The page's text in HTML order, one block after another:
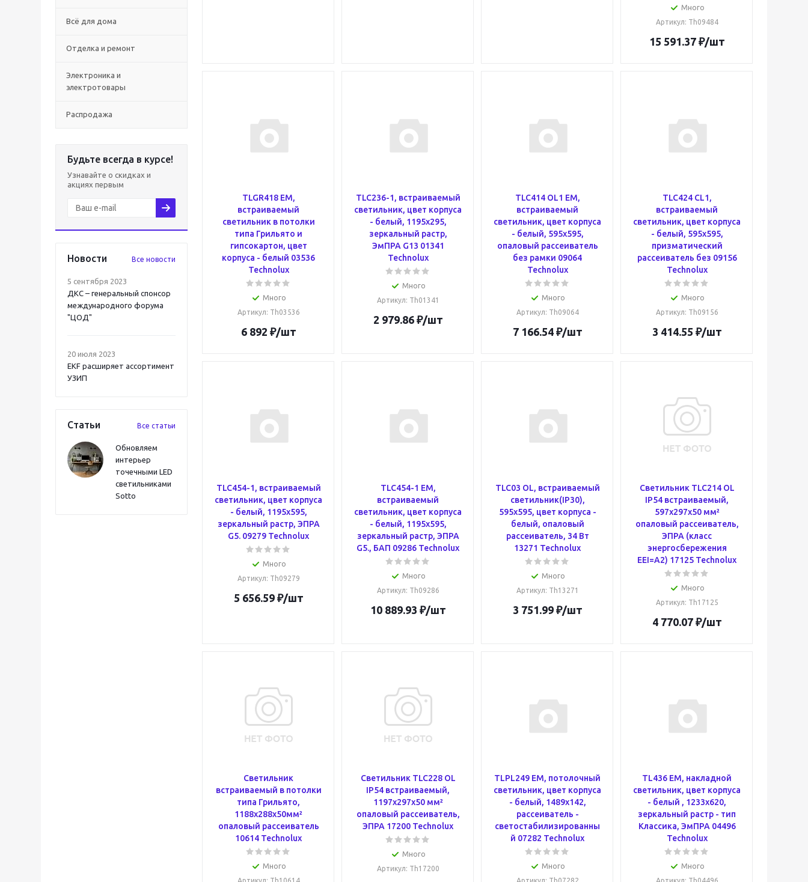
Всё для дома
Отделка и ремонт
Электроника и
электротовары
Распродажа
Будьте всегда в курсе!
Узнавайте о скидках и
акциях первым
Новости Все новости
5 сентября 2023
ДКС – генеральный спонсор
международного форума
"ЦОД"
20 июля 2023
EKF расширяет ассортимент
УЗИП
Статьи Все статьи
Обновляем
интерьер
точечными LED
светильниками
Sotto
Много
Артикул: Th09484
15 591.37₽/шт
TLGR418 EM,
встраиваемый
светильник в потолки
типа Грильято и
гипсокартон, цвет
корпуса - белый 03536
Technolux
Много
Артикул: Th03536
6 892 ₽/шт
TLC236-1, встраиваемый
светильник, цвет корпуса
- белый, 1195х295,
зеркальный растр,
ЭмПРА G13 01341
Technolux
Много
Артикул: Th01341
2 979.86₽/шт
TLC414 OL1 EM,
встраиваемый
светильник, цвет корпуса
- белый, 595х595,
опаловый рассеиватель
без рамки 09064
Technolux
Много
Артикул: Th09064
7 166.54₽/шт
TLC424 CL1,
встраиваемый
светильник, цвет корпуса
- белый, 595х595,
призматический
рассеиватель без 09156
Technolux
Много
Артикул: Th09156
3 414.55 ₽/шт
TLC454-1, встраиваемый
светильник, цвет корпуса
- белый, 1195х595,
зеркальный растр, ЭПРА
G5. 09279 Technolux
Много
Артикул: Th09279
5 656.59₽/шт
TLC454-1 EM,
встраиваемый
светильник, цвет корпуса
- белый, 1195х595,
зеркальный растр, ЭПРА
G5., БАП 09286 Technolux
Много
Артикул: Th09286
10 889.93 ₽/шт
TLC03 OL, встраиваемый
светильник(IP30),
595х595, цвет корпуса -
белый, опаловый
рассеиватель, 34 Вт
13271 Technolux
Много
Артикул: Th13271
3 751.99₽/шт
Светильник TLC214 OL
IP54 встраиваемый,
597х297х50 мм²
опаловый рассеиватель,
ЭПРА (класс
энергосбережения
EEI=A2) 17125 Technolux
Много
Артикул: Th17125
4 770.07₽/шт
Светильник
встраиваемый в потолки
типа Грильято,
1188х288х50мм²
опаловый рассеиватель
10614 Technolux
Много
Светильник TLC228 OL
IP54 встраиваемый,
1197х297х50 мм²
опаловый рассеиватель,
ЭПРА 17200 Technolux
Много
Артикул: Th17200
TLPL249 EM, потолочный
светильник, цвет корпуса
- белый, 1489х142,
рассеиватель -
светостабилизированны
й 07282 Technolux
Много
TL436 EM, накладной
cветильник, цвет корпуса
- белый , 1233х620,
зеркальный растр - тип
Классика, ЭмПРА 04496
Technolux
Много